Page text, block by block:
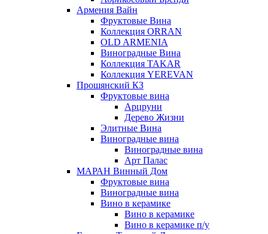
Армения Вайн
Фруктовые Вина
Коллекция ORRAN
OLD ARMENIA
Виноградные Вина
Коллекция TAKAR
Коллекция YEREVAN
Прошянский КЗ
Фруктовые вина
Арцруни
Дерево Жизни
Элитные Вина
Виноградные вина
Виноградные вина
Арт Палас
МАРАН Винный Дом
Фруктовые вина
Виноградные вина
Вино в керамике
Вино в керамике
Вино в керамике п/у